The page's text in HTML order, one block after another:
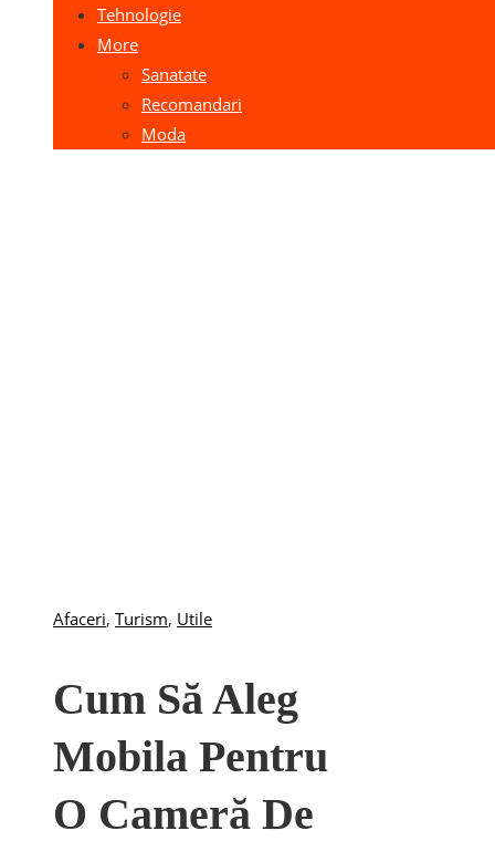
Tehnologie
More
Sanatate
Recomandari
Moda
Afaceri, Turism, Utile
Cum Să Aleg
Mobila Pentru
O Cameră De